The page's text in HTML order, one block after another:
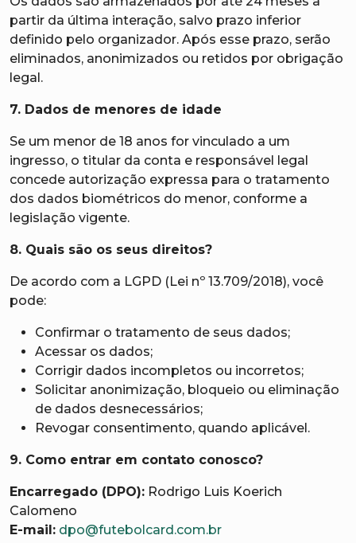
partir da última interação, salvo prazo inferior
definido pelo organizador. Após esse prazo, serão
eliminados, anonimizados ou retidos por obrigação
legal.
7. Dados de menores de idade
Se um menor de 18 anos for vinculado a um
ingresso, o titular da conta e responsável legal
concede autorização expressa para o tratamento
dos dados biométricos do menor, conforme a
legislação vigente.
8. Quais são os seus direitos?
De acordo com a LGPD (Lei nº 13.709/2018), você
pode:
Confirmar o tratamento de seus dados;
Acessar os dados;
Corrigir dados incompletos ou incorretos;
Solicitar anonimização, bloqueio ou eliminação
de dados desnecessários;
Revogar consentimento, quando aplicável.
9. Como entrar em contato conosco?
Encarregado (DPO): Rodrigo Luis Koerich
Calomeno
E-mail: dpo@futebolcard.com.br